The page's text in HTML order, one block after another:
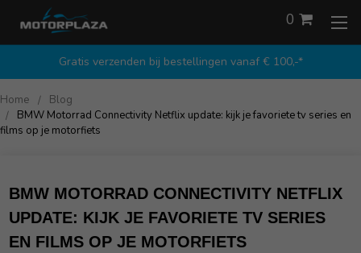
Gratis verzenden bij bestellingen vanaf € 100,-*
0
Home
Blog
BMW Motorrad Connectivity Netflix update: kijk je favoriete tv series en
films op je motorfiets
BMW MOTORRAD CONNECTIVITY NETFLIX
UPDATE: KIJK JE FAVORIETE TV SERIES
EN FILMS OP JE MOTORFIETS